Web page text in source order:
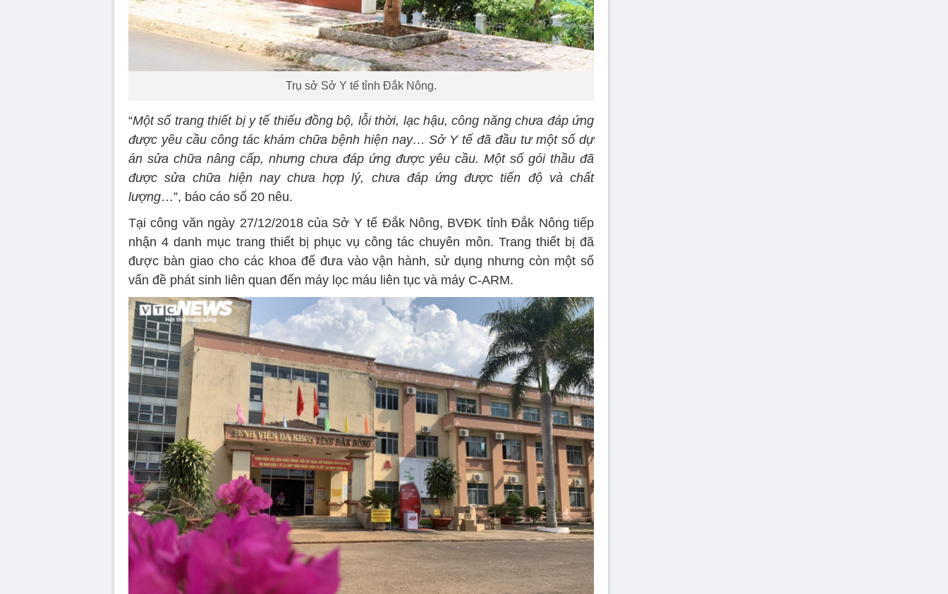
Trụ sở Sở Y tế tỉnh Đắk Nông.
“Một số trang thiết bị y tế thiếu đồng bộ, lỗi thời, lạc hậu, công năng chưa đáp ứng
được yêu cầu công tác khám chữa bệnh hiện nay… Sở Y tế đã đầu tư một số dự
án sửa chữa nâng cấp, nhưng chưa đáp ứng được yêu cầu. Một số gói thầu đã
được sửa chữa hiện nay chưa hợp lý, chưa đáp ứng được tiến độ và chất
lượng…”, báo cáo số 20 nêu.
Tại công văn ngày 27/12/2018 của Sở Y tế Đắk Nông, BVĐK tỉnh Đắk Nông tiếp
nhận 4 danh mục trang thiết bị phục vụ công tác chuyên môn. Trang thiết bị đã
được bàn giao cho các khoa để đưa vào vận hành, sử dụng nhưng còn một số
vấn đề phát sinh liên quan đến máy lọc máu liên tục và máy C-ARM.